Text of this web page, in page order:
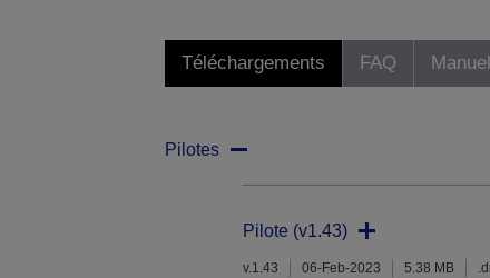
Téléchargements FAQ
Pilotes
Pilote (v1.43)
v.1.43 06-Feb-2023 5.38 MB